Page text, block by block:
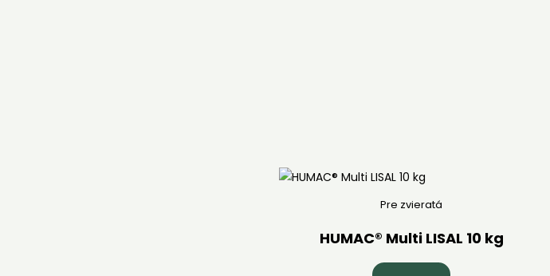
Pre zvieratá
HUMAC® Multi LISAL 10 kg